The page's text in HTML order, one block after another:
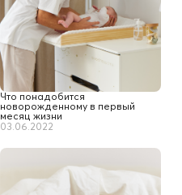
Что понадобится
новорожденному в первый
месяц жизни
03.06.2022